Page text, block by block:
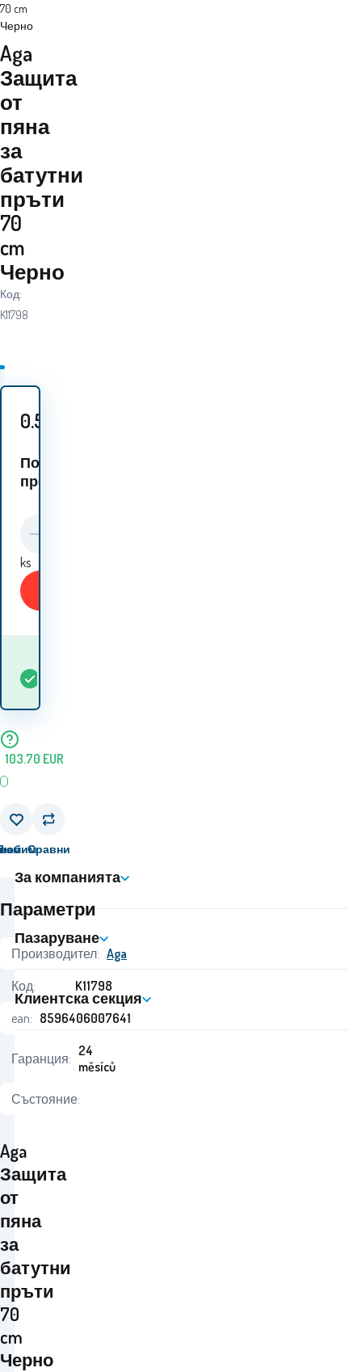
70 cm
Черно
Aga
Защита
от
пяна
за
батутни
пръти
70
cm
Черно
Код:
K11798
0.50
Подобни
продукти:
ks
103.70 EUR
Сравни
Aga
Защита
от
пяна
за
батутни
пръти
70
cm
Черно
Параметри
Производител: Aga
Код:
K11798
ean: 8596406007641
Гаранция: 24
měsíců
Състояние:
За компанията
Пазаруване
Клиентска секция